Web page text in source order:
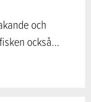
och
också…